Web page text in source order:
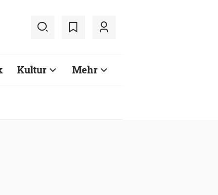
Kultur Mehr